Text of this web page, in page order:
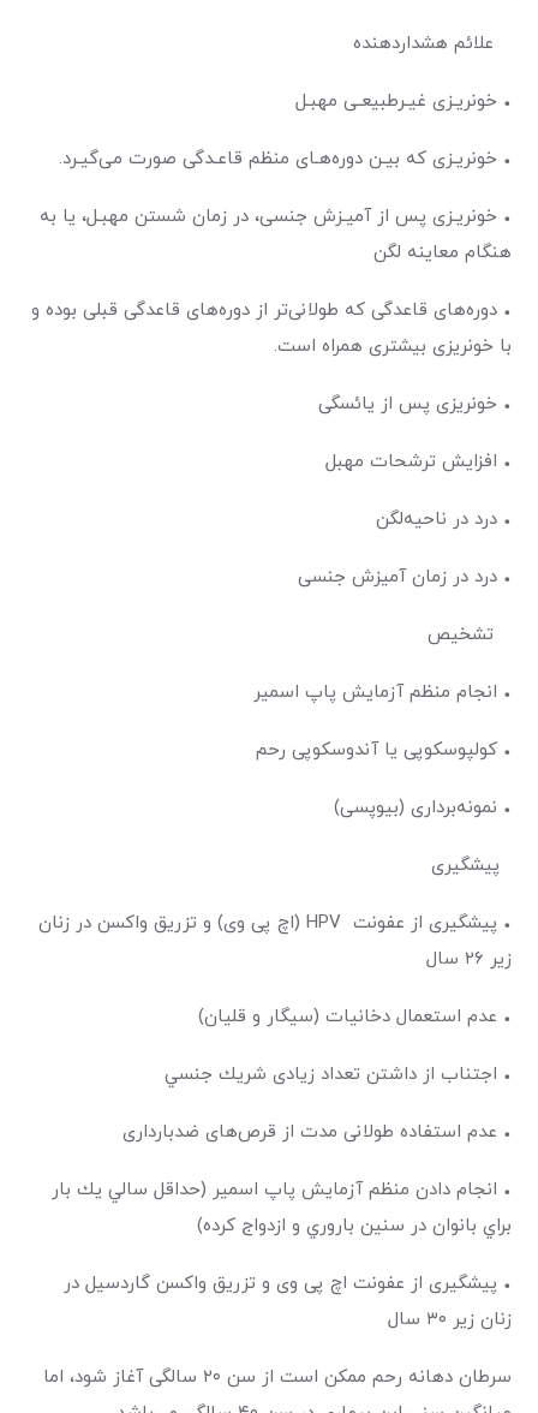
علائم هشداردهنده
• خونریـزی غیـرطبیعـی مهبـل
• خونریـزی که بیـن دوره‌هـای منظم قاعـدگی صورت می‌گیـرد.
• خونریـزی پس از آمیـزش جنسی، در زمان شستن مهبـل، یا به
هنگام معاینه لگن
• دوره‌های قاعدگی که طولانی‌تر از دوره‌های قاعدگی قبلی بوده و
با خونریزی بیشتری همراه است.
• خونریزی پس از یائسگی
• افزایش ترشحات مهبل
• درد در ناحیه‌‌لگن
• درد در زمان آمیزش جنسی
تشخیص
• انجام منظم آزمایش پاپ اسمیر
• کولپوسکوپی یا آندوسکوپی رحم
• نمونه‌برداری (بیوپسی)
پیشگیری
• پیشگیری از عفونت HPV (اچ پی وی) و تزریق واکسن در زنان
زیر ۲۶ سال
• عدم استعمال دخانیات (سیگار و قلیان)
• اجتناب از داشتن تعداد زیادی شريك جنسي
• عدم استفاده طولانی مدت از قرص‌های ضدبارداری
• انجام دادن منظم آزمایش پاپ اسمیر (حداقل سالي يك بار
براي بانوان در سنين باروري و ازدواج كرده)
• پیشگیری از عفونت اچ پی وی و تزریق واکسن گاردسیل در
زنان زیر ۳۰ سال
سرطان دهانه رحم ممکن است از سن ۲۰ سالگی آغاز شود، اما